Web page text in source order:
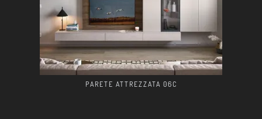
PARETE ATTREZZATA 06C